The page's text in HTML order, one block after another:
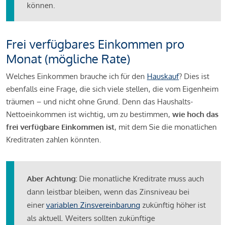
können.
Frei verfügbares Einkommen pro
Monat (mögliche Rate)
Welches Einkommen brauche ich für den Hauskauf? Dies ist
ebenfalls eine Frage, die sich viele stellen, die vom Eigenheim
träumen – und nicht ohne Grund. Denn das Haushalts-
Nettoeinkommen ist wichtig, um zu bestimmen, wie hoch das
frei verfügbare Einkommen ist, mit dem Sie die monatlichen
Kreditraten zahlen könnten.
Aber Achtung: Die monatliche Kreditrate muss auch
dann leistbar bleiben, wenn das Zinsniveau bei
einervariablen Zinsvereinbarung zukünftig höher ist
als aktuell. Weiters sollten zukünftige